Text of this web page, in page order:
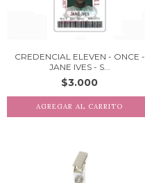
CREDENCIAL ELEVEN - ONCE -
JANE IVES - S...
$3.000